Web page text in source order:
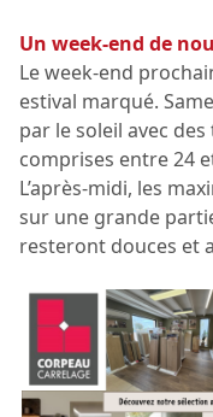
Un week-end de
Le week-end
estival marqué.
par le soleil avec
comprises entre 24
L’après-midi, les
sur une grande
resteront douces et